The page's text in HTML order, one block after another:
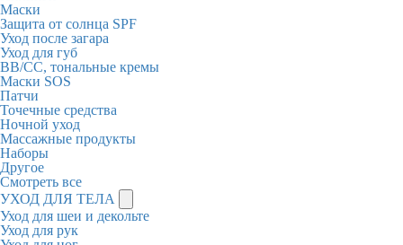
Маски
Защита от солнца SPF
Уход после загара
Уход для губ
BB/CC, тональные кремы
Маски SOS
Патчи
Точечные средства
Ночной уход
Массажные продукты
Наборы
Другое
Смотреть все
УХОД ДЛЯ ТЕЛА
Уход для шеи и декольте
Уход для рук